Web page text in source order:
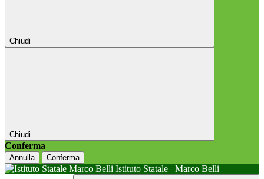
Chiudi
Chiudi
Conferma
Annulla Conferma
Istituto Statale Marco Belli